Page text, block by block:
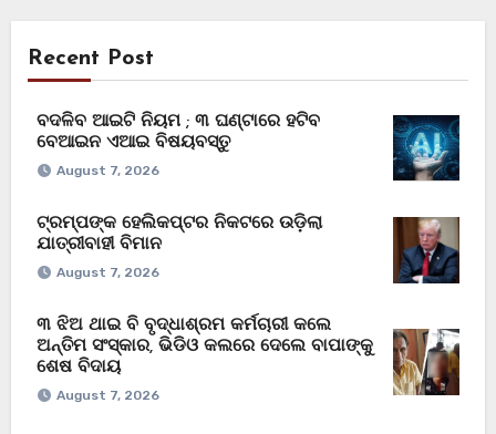
Recent Post
ବଦଳିବ ଆଇଟି ନିୟମ ; ୩ ଘଣ୍ଟାରେ ହଟିବ
ବେଆଇନ ଏଆଇ ବିଷୟବସ୍ତୁ
August 7, 2026
ଟ୍ରମ୍ପଙ୍କ ହେଲିକପ୍ଟର ନିକଟରେ ଉଡ଼ିଲା
ଯାତ୍ରୀବାହୀ ବିମାନ
August 7, 2026
୩ ଝିଅ ଥାଇ ବି ବୃଦ୍ଧାଶ୍ରମ କର୍ମଚାରୀ କଲେ
ଅନ୍ତିମ ସଂସ୍କାର, ଭିଡିଓ କଲରେ ଦେଲେ ବାପାଙ୍କୁ
ଶେଷ ବିଦାୟ
August 7, 2026